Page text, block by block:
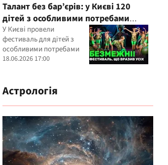
Талант без бар’єрів: у Києві 120
дітей з особливими потребами
виступили на всеукраїнському
фестивалі
У Києві провели
фестиваль для дітей з
особливими потребами
18.06.2026 17:00
Астрологія